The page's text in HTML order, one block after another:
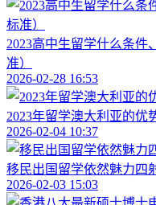
2023高中生留学什么条件
准）
2026-02-28 16:53
2023年留学澳大利亚的优
2026-02-04 10:37
移民出国留学依然魅力四
2026-02-03 15:03